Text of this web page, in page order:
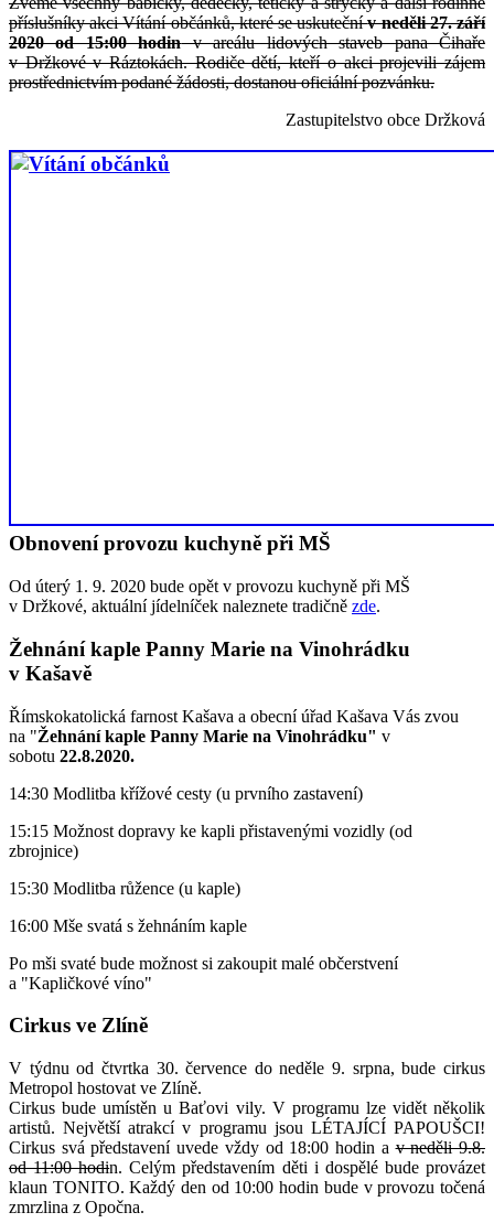
příslušníky akci Vítání občánků, které se uskutečnív neděli 27. září
2020 od 15:00 hodinv areálu lidových staveb pana Čihaře
v Držkové v Ráztokách. Rodiče dětí, kteří o akci projevili zájem
prostřednictvím podané žádosti, dostanou oficiální pozvánku.
Zastupitelstvo obce Držková
Obnovení provozu kuchyně při MŠ
Od úterý 1. 9. 2020 bude opět v provozu kuchyně při MŠ
v Držkové, aktuální jídelníček naleznete tradičně zde.
Žehnání kaple Panny Marie na Vinohrádku
v Kašavě
Římskokatolická farnost Kašava a obecní úřad Kašava Vás zvou
na "Žehnání kaple Panny Marie na Vinohrádku" v
sobotu 22.8.2020.
14:30 Modlitba křížové cesty (u prvního zastavení)
15:15 Možnost dopravy ke kapli přistavenými vozidly (od
zbrojnice)
15:30 Modlitba růžence (u kaple)
16:00 Mše svatá s žehnáním kaple
Po mši svaté bude možnost si zakoupit malé občerstvení
a "Kapličkové víno"
Cirkus ve Zlíně
V týdnu od čtvrtka 30. července do neděle 9. srpna, bude cirkus
Metropol hostovat ve Zlíně.
Cirkus bude umístěn u Baťovi vily. V programu lze vidět několik
artistů. Největší atrakcí v programu jsou LÉTAJÍCÍ PAPOUŠCI!
Cirkus svá představení uvede vždy od 18:00 hodin av neděli 9.8.
od 11:00 hodin. Celým představením děti i dospělé bude provázet
klaun TONITO. Každý den od 10:00 hodin bude v provozu točená
zmrzlina z Opočna.